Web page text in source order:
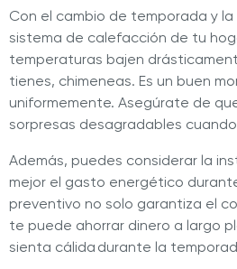
Con el cambio de temporada y
sistema de calefacción de tu
temperaturas bajen
tienes, chimeneas. Es un buen
uniformemente. Asegúrate de
sorpresas desagradables
Además, puedes considerar la
mejor el gasto energético
preventivo no solo garantiza el
te puede ahorrar dinero a largo
sienta cálida durante la